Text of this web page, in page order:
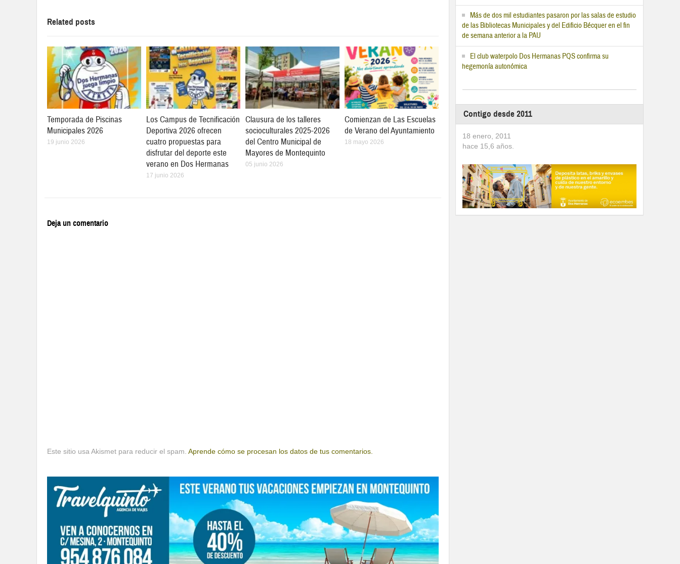
Related posts
Temporada de Piscinas
Municipales 2026
19 junio 2026
Los Campus de Tecnificación
Deportiva 2026 ofrecen
cuatro propuestas para
disfrutar del deporte este
verano en Dos Hermanas
17 junio 2026
Clausura de los talleres
socioculturales 2025-2026
del Centro Municipal de
Mayores de Montequinto
05 junio 2026
Comienzan de Las Escuelas
de Verano del Ayuntamiento
18 mayo 2026
Deja un comentario
Este sitio usa Akismet para reducir el spam. Aprende cómo se procesan los datos de tus comentarios.
Más de dos mil estudiantes pasaron por las salas de estudio
de las Bibliotecas Municipales y del Edificio Bécquer en el fin
de semana anterior a la PAU
El club waterpolo Dos Hermanas PQS confirma su
hegemonía autonómica
Contigo desde 2011
18 enero, 2011
hace 15,6 años.